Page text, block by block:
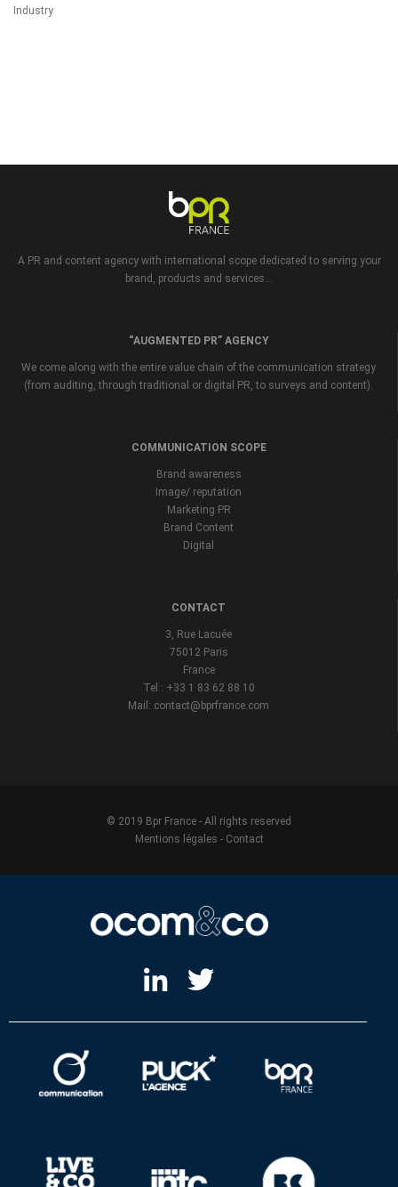
Industry
A PR and content agency with international scope dedicated to serving your
brand, products and services...
“AUGMENTED PR” AGENCY
We come along with the entire value chain of the communication strategy
(from auditing, through traditional or digital PR, to surveys and content).
COMMUNICATION SCOPE
Brand awareness
Image/ reputation
Marketing PR
Brand Content
Digital
CONTACT
3, Rue Lacuée
75012 Paris
France
Tel : +33 1 83 62 88 10
Mail: contact@bprfrance.com
© 2019 Bpr France - All rights reserved
Mentions légales - Contact